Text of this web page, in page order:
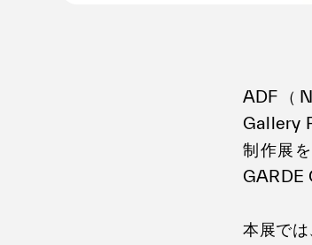
ADF（
Gallery
制作展
GARDE
本展で